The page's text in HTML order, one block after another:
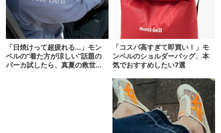
「日焼けって超疲れる…」モン
ベルの“着た方が涼しい”話題の
パーカ試したら、真夏の救世主
「コスパ高すぎて即買い！」モ
ンベルのショルダーバッグ、本
気でおすすめしたい7選